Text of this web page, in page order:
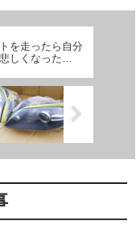
を走ったら自分
しくなった…